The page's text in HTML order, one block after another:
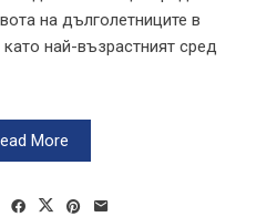
на дълголетниците в
най-възрастният сред
More